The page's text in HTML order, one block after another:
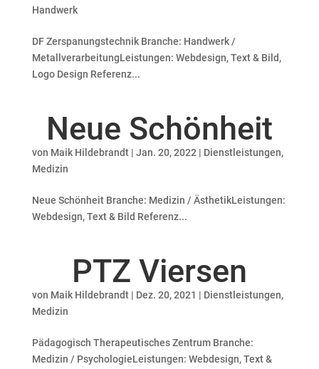
Handwerk
DF Zerspanungstechnik Branche: Handwerk /
MetallverarbeitungLeistungen: Webdesign, Text & Bild,
Logo Design Referenz...
Neue Schönheit
von Maik Hildebrandt| Jan. 20, 2022 | Dienstleistungen,
Medizin
Neue Schönheit Branche: Medizin / ÄsthetikLeistungen:
Webdesign, Text & Bild Referenz...
PTZ Viersen
von Maik Hildebrandt| Dez. 20, 2021 | Dienstleistungen,
Medizin
Pädagogisch Therapeutisches Zentrum Branche:
Medizin / PsychologieLeistungen: Webdesign, Text &